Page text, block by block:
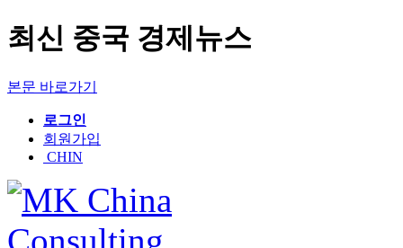
최신 중국 경제뉴스
본문 바로가기
로그인
회원가입
CHIN